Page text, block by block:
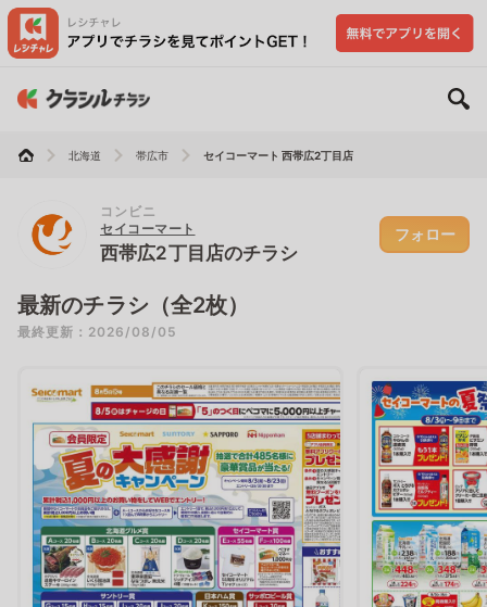
北海道 帯広市 セイコーマート 西帯広2丁目店
コンビニ
セイコーマート
西帯広2丁目店のチラシ
フォロー
最新のチラシ（全2枚）
最終更新：2026/08/05